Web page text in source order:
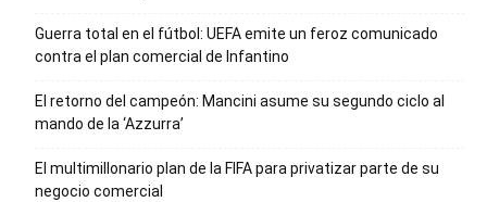
Guerra total en el fútbol: UEFA emite un feroz comunicado
contra el plan comercial de Infantino
El retorno del campeón: Mancini asume su segundo ciclo al
mando de la ‘Azzurra’
El multimillonario plan de la FIFA para privatizar parte de su
negocio comercial